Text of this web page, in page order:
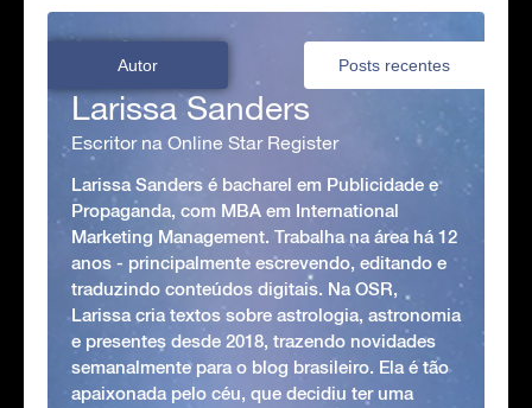
Autor Posts recentes
Larissa Sanders
Escritor na Online Star Register
Larissa Sanders é bacharel em Publicidade e
Propaganda, com MBA em International
Marketing Management. Trabalha na área há 12
anos - principalmente escrevendo, editando e
traduzindo conteúdos digitais. Na OSR,
Larissa cria textos sobre astrologia, astronomia
e presentes desde 2018, trazendo novidades
semanalmente para o blog brasileiro. Ela é tão
apaixonada pelo céu, que decidiu ter uma